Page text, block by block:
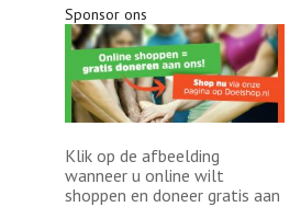
Sponsor ons
Klik op de afbeelding
wanneer u online wilt
shoppen en doneer gratis aan